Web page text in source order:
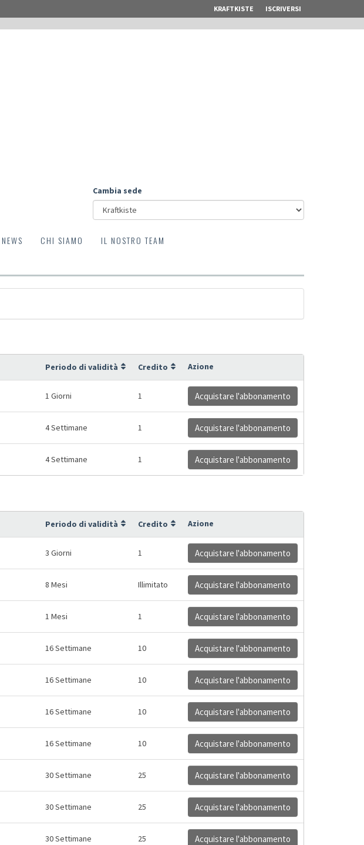
KRAFTKISTE ISCRIVERSI
Cambia sede
NEWS CHI SIAMO
IL NOSTRO TEAM
Periodo di validità Credito Azione
1 Giorni 1 Acquistare l'abbonamento
4 Settimane 1 Acquistare l'abbonamento
4 Settimane 1 Acquistare l'abbonamento
Periodo di validità Credito Azione
3 Giorni 1 Acquistare l'abbonamento
8 Mesi Illimitato Acquistare l'abbonamento
1 Mesi 1 Acquistare l'abbonamento
16 Settimane 10 Acquistare l'abbonamento
16 Settimane 10 Acquistare l'abbonamento
16 Settimane 10 Acquistare l'abbonamento
16 Settimane 10 Acquistare l'abbonamento
30 Settimane 25 Acquistare l'abbonamento
30 Settimane 25 Acquistare l'abbonamento
30 Settimane 25 Acquistare l'abbonamento